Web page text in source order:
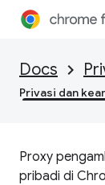
Docs
Privasi dan
Proxy
pribadi di